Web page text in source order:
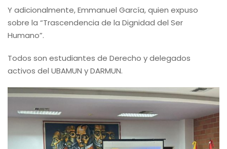
Y adicionalmente, Emmanuel García, quien expuso
sobre la “Trascendencia de la Dignidad del Ser
Humano”.
Todos son estudiantes de Derecho y delegados
activos del UBAMUN y DARMUN.